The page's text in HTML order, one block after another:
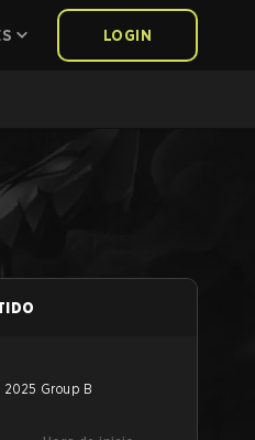
LOGIN
2025 Group B